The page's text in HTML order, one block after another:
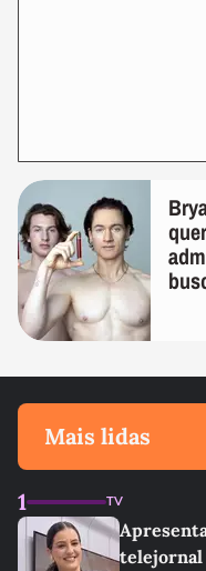
Mais lidas
1 TV
telejornal